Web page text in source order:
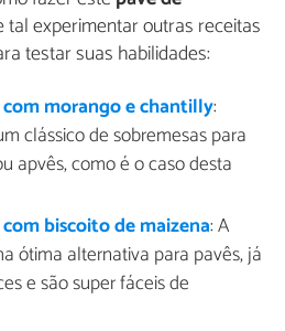
tal experimentar outras receitas
testar suas habilidades:
morango e chantilly:
clássico de sobremesas para
apvês, como é o caso desta
biscoito de maizena: A
ótima alternativa para pavês, já
e são super fáceis de